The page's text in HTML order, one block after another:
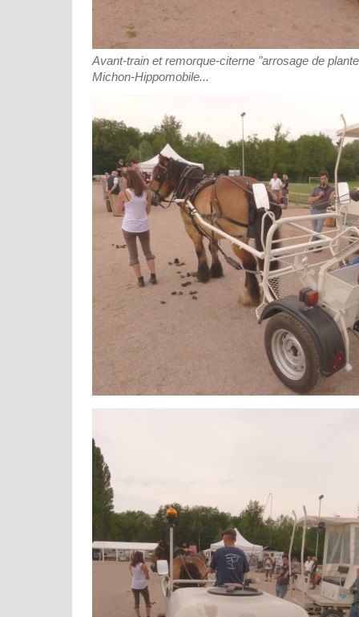
Avant-train et remorque-citerne "arrosage de
Michon-Hippomobile...